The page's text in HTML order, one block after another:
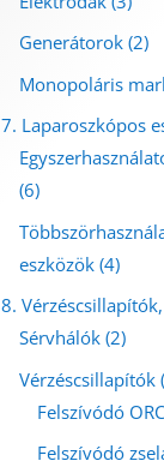
Generátorok (2)
Monopoláris
7. Laparoszkópos
(6)
eszközök (4)
8.
Sérvhálók (2)
Vérzéscsillapítók
Felszívódó
Felszívódó